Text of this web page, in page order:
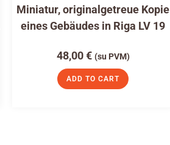
Miniatur, originalgetreue Kopie
eines Gebäudes in Riga LV 19
48,00€ (su PVM)
ADD TO CART